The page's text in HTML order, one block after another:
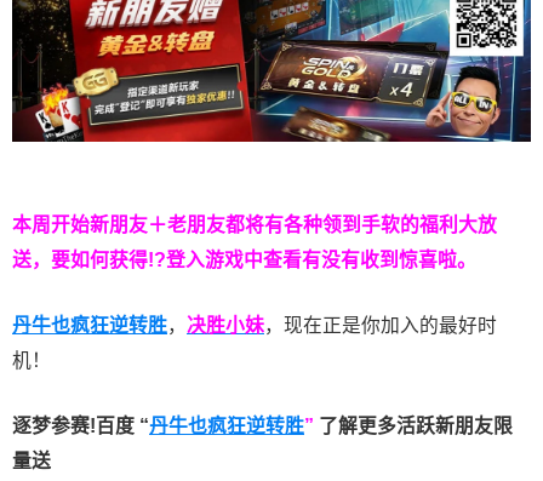
本周开始新朋友＋老朋友都将有各种领到手软的福利大放
送，要如何获得!?登入游戏中查看有没有收到惊喜啦。
丹牛也疯狂逆转胜， 决胜小妹，现在正是你加入的最好时
机！
逐梦参赛!百度 “丹牛也疯狂逆转胜” 了解更多活跃新朋友限
量送